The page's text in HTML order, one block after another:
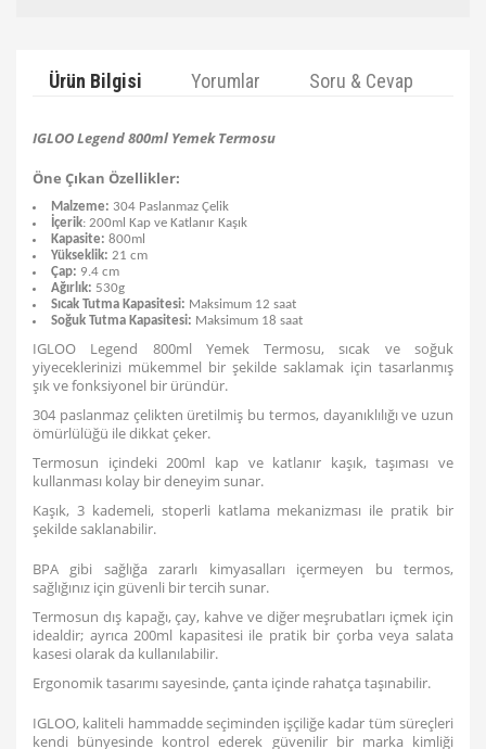
Ürün Bilgisi Yorumlar Soru & Cevap
IGLOO Legend 800ml Yemek Termosu
Öne Çıkan Özellikler:
Malzeme: 304 Paslanmaz Çelik
İçerik: 200ml Kap ve Katlanır Kaşık
Kapasite: 800ml
Yükseklik: 21 cm
Çap: 9.4 cm
Ağırlık: 530g
Sıcak Tutma Kapasitesi: Maksimum 12 saat
Soğuk Tutma Kapasitesi: Maksimum 18 saat
IGLOO Legend 800ml Yemek Termosu, sıcak ve soğuk
yiyeceklerinizi mükemmel bir şekilde saklamak için tasarlanmış
şık ve fonksiyonel bir üründür.
304 paslanmaz çelikten üretilmiş bu termos, dayanıklılığı ve uzun
ömürlülüğü ile dikkat çeker.
Termosun içindeki 200ml kap ve katlanır kaşık, taşıması ve
kullanması kolay bir deneyim sunar.
Kaşık, 3 kademeli, stoperli katlama mekanizması ile pratik bir
şekilde saklanabilir.
BPA gibi sağlığa zararlı kimyasalları içermeyen bu termos,
sağlığınız için güvenli bir tercih sunar.
Termosun dış kapağı, çay, kahve ve diğer meşrubatları içmek için
idealdir; ayrıca 200ml kapasitesi ile pratik bir çorba veya salata
kasesi olarak da kullanılabilir.
Ergonomik tasarımı sayesinde, çanta içinde rahatça taşınabilir.
IGLOO, kaliteli hammadde seçiminden işçiliğe kadar tüm süreçleri
kendi bünyesinde kontrol ederek güvenilir bir marka kimliği